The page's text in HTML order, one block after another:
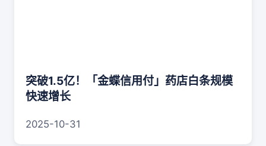
突破1.5亿！「金蝶信用付」药店白条规模
快速增长
2025-10-31